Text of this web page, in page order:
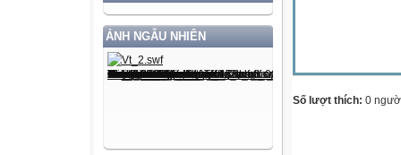
ẢNH NGẪU NHIÊN
Số lượt thích: 0